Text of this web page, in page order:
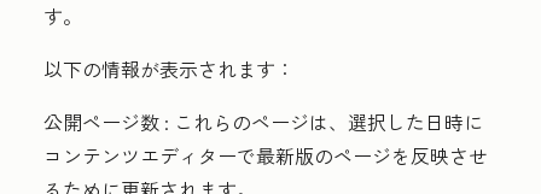
す。
以下の情報が表示されます：
公開ページ数 : これらのページは、選択した日時に
コンテンツエディターで最新版のページを反映させ